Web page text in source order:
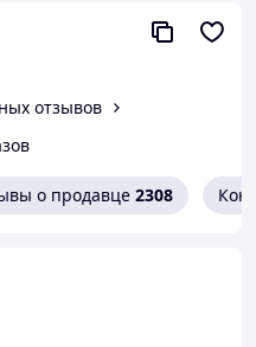
отзывов
о продавце 2308